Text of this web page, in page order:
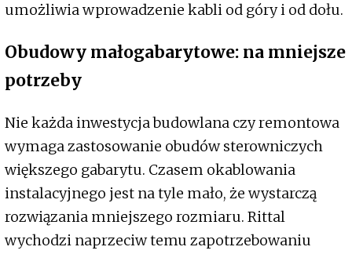
umożliwia wprowadzenie kabli od góry i od dołu.
Obudowy małogabarytowe: na mniejsze
potrzeby
Nie każda inwestycja budowlana czy remontowa
wymaga zastosowanie obudów sterowniczych
większego gabarytu. Czasem okablowania
instalacyjnego jest na tyle mało, że wystarczą
rozwiązania mniejszego rozmiaru. Rittal
wychodzi naprzeciw temu zapotrzebowaniu